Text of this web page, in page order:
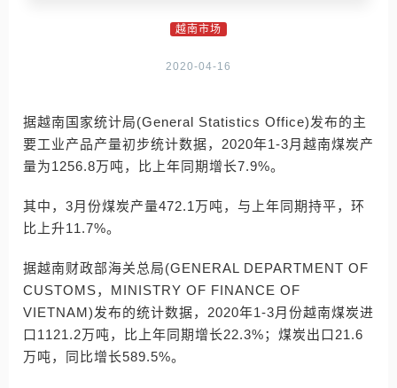
越南市场
2020-04-16
据越南国家统计局(General Statistics Office)发布的主
要工业产品产量初步统计数据，2020年1-3月越南煤炭产
量为1256.8万吨，比上年同期增长7.9%。
其中，3月份煤炭产量472.1万吨，与上年同期持平，环
比上升11.7%。
据越南财政部海关总局(GENERAL DEPARTMENT OF
CUSTOMS，MINISTRY OF FINANCE OF
VIETNAM)发布的统计数据，2020年1-3月份越南煤炭进
口1121.2万吨，比上年同期增长22.3%；煤炭出口21.6
万吨，同比增长589.5%。